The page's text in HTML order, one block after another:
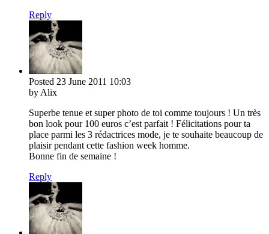
Reply
Posted 23 June 2011 10:03
by Alix
Superbe tenue et super photo de toi comme toujours ! Un très
bon look pour 100 euros c’est parfait ! Félicitations pour ta
place parmi les 3 rédactrices mode, je te souhaite beaucoup de
plaisir pendant cette fashion week homme.
Bonne fin de semaine !
Reply